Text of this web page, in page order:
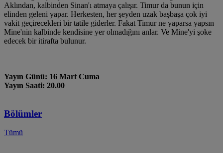
Aklından, kalbinden Sinan'ı atmaya çalışır. Timur da bunun için
elinden geleni yapar. Herkesten, her şeyden uzak başbaşa çok iyi
vakit geçirecekleri bir tatile giderler. Fakat Timur ne yaparsa yapsın
Mine'nin kalbinde kendisine yer olmadığını anlar. Ve Mine'yi şoke
edecek bir itirafta bulunur.
Yayın Günü: 16 Mart Cuma
Yayın Saati: 20.00
Bölümler
Tümü